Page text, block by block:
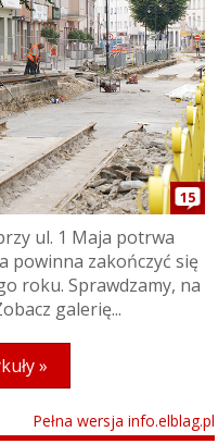
15
ul. 1 Maja potrwa
powinna zakończyć się
roku. Sprawdzamy, na
galerię...
»
Pełna wersja info.elblag.pl